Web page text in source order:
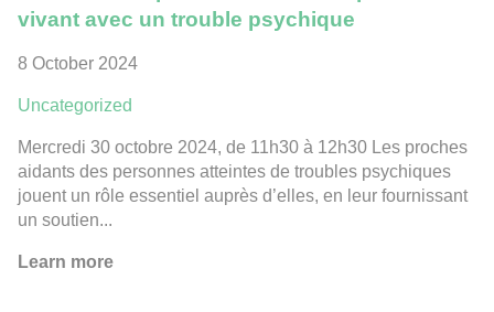
vivant avec un trouble psychique
8 October 2024
Uncategorized
Mercredi 30 octobre 2024, de 11h30 à 12h30 Les proches
aidants des personnes atteintes de troubles psychiques
jouent un rôle essentiel auprès d’elles, en leur fournissant
un soutien...
Learn more